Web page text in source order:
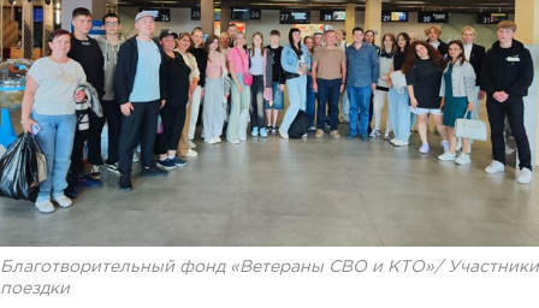
Благотворительный фонд «Ветераны СВО и КТО»/ Участники
поездки